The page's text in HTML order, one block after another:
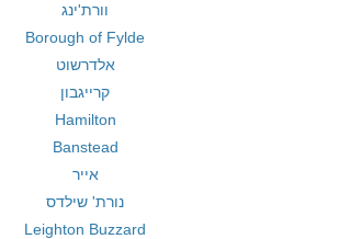
וורת'ינג
Borough of Fylde
אלדרשוט
קרייגבון
Hamilton
Banstead
אייר
נורת' שילדס
Leighton Buzzard